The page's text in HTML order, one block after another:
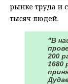
рынке труда и
тысяч людей.
"В
200
1680